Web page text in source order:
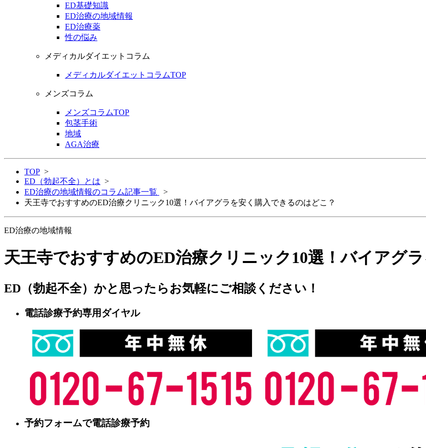
ED基礎知識
ED治療の地域情報
ED治療薬
性の悩み
メディカルダイエットコラム
メディカルダイエットコラムTOP
メンズコラム
メンズコラムTOP
包茎手術
地域
AGA治療
TOP >
ED（勃起不全）とは >
ED治療の地域情報のコラム記事一覧
>
天王寺でおすすめのED治療クリニック10選！バイアグラを安く購入できるのはどこ？
ED治療の地域情報
天王寺でおすすめのED治療クリニック10選！バイアグ
ED（勃起不全）かと思ったらお気軽にご相談ください！
電話診療予約専用ダイヤル
予約フォームで電話診療予約